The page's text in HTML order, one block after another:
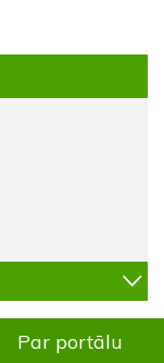
Par portālu